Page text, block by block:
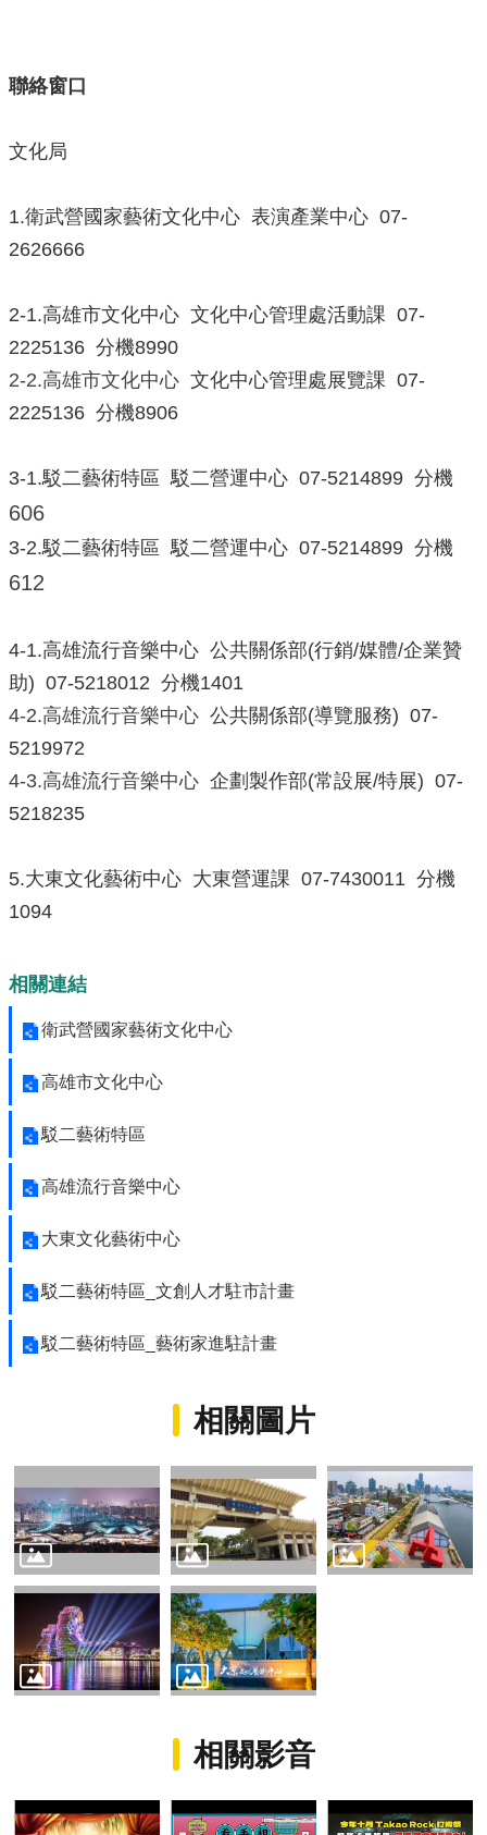
私
安
策
網
資
料
開
告
聯絡窗口
文化局
1.衛武營國家藝術文化中心 表演產業中心 07-
2626666
2-1.高雄市文化中心 文化中心管理處活動課 07-
2225136 分機8990
2-2.高雄市文化中心 文化中心管理處展覽課 07-
2225136 分機8906
3-1.駁二藝術特區 駁二營運中心 07-5214899 分機
606
3-2.駁二藝術特區 駁二營運中心 07-5214899 分機
612
4-1.高雄流行音樂中心 公共關係部(行銷/媒體/企業贊
助) 07-5218012 分機1401
4-2.高雄流行音樂中心 公共關係部(導覽服務) 07-
5219972
4-3.高雄流行音樂中心 企劃製作部(常設展/特展) 07-
5218235
5.大東文化藝術中心 大東營運課 07-7430011 分機
1094
相關連結
衛武營國家藝術文化中心
高雄市文化中心
駁二藝術特區
高雄流行音樂中心
大東文化藝術中心
駁二藝術特區_文創人才駐市計畫
駁二藝術特區_藝術家進駐計畫
相關圖片
相關影音